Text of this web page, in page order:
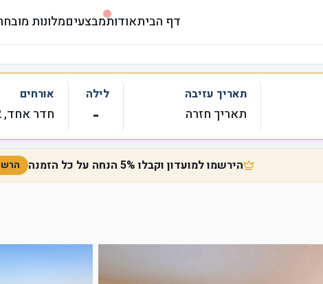
דף הביתאודותמבצעיםמלונות
תאריך עזיבה
תאריך חזרה
לילה
-
אורחים
חדר אחד, 2 מבוגרים
הירשמו למועדון וקבלו 5% הנחה על כל הזמנה